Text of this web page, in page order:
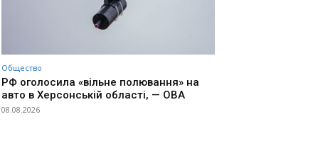
Общество
РФ оголосила «вільне полювання» на
авто в Херсонській області, — ОВА
08.08.2026